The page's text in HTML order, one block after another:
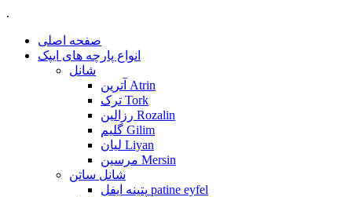
.
صفحه اصلی
انواع پارچه های ایپک
شانل
آترین Atrin
ترک Tork
رزالین Rozalin
گلیم Gilim
لیان Liyan
مرسین Mersin
شانل ساتن
پتینه ایفل patine eyfel